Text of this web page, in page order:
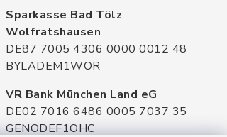
Sparkasse Bad Tölz
Wolfratshausen
DE87 7005 4306 0000 0012 48
BYLADEM1WOR
VR Bank München Land eG
DE02 7016 6486 0005 7037 35
GENODEF1OHC